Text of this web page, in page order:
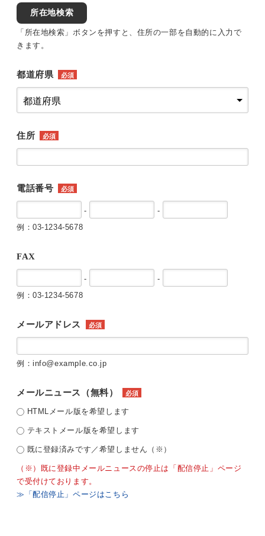
所在地検索
「所在地検索」ボタンを押すと、住所の一部を自動的に入力で
きます。
都道府県 必須
住所 必須
電話番号 必須
-
-
例：03-1234-5678
FAX
-
-
例：03-1234-5678
メールアドレス 必須
例：info@example.co.jp
メールニュース（無料） 必須
HTMLメール版を希望します
テキストメール版を希望します
既に登録済みです／希望しません（※）
（※）既に登録中メールニュースの停止は「配信停止」ページ
で受付けております。
≫「配信停止」ページはこちら